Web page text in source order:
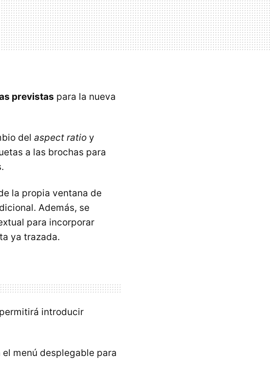
previstas para la nueva
del aspect ratio y
a las brochas para
la propia ventana de
Además, se
para incorporar
ya trazada.
introducir
menú desplegable para